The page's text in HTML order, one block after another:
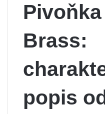
Brass:
popis